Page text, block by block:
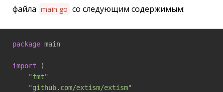
файла main.go со следующим содержимым:
package main
import (
"fmt"
"github.com/extism/extism"